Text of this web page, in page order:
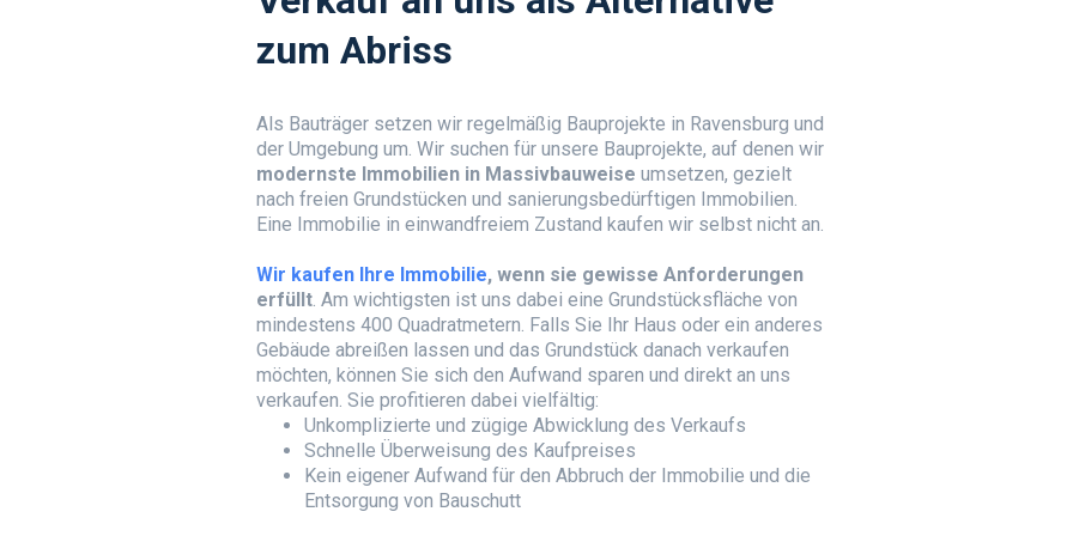
zum Abriss
Als Bauträger setzen wir regelmäßig Bauprojekte in Ravensburg und
der Umgebung um. Wir suchen für unsere Bauprojekte, auf denen wir
modernste Immobilien in Massivbauweise umsetzen, gezielt
nach freien Grundstücken und sanierungsbedürftigen Immobilien.
Eine Immobilie in einwandfreiem Zustand kaufen wir selbst nicht an.
Wir kaufen Ihre Immobilie, wenn sie gewisse Anforderungen
erfüllt. Am wichtigsten ist uns dabei eine Grundstücksfläche von
mindestens 400 Quadratmetern. Falls Sie Ihr Haus oder ein anderes
Gebäude abreißen lassen und das Grundstück danach verkaufen
möchten, können Sie sich den Aufwand sparen und direkt an uns
verkaufen. Sie profitieren dabei vielfältig:
Unkomplizierte und zügige Abwicklung des Verkaufs
Schnelle Überweisung des Kaufpreises
Kein eigener Aufwand für den Abbruch der Immobilie und die
Entsorgung von Bauschutt